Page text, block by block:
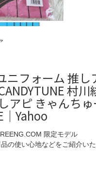
フォーム 推
村川
アピ きゃんちゅ
｜Yahoo
限定モデル
の使い心地などをご紹介い